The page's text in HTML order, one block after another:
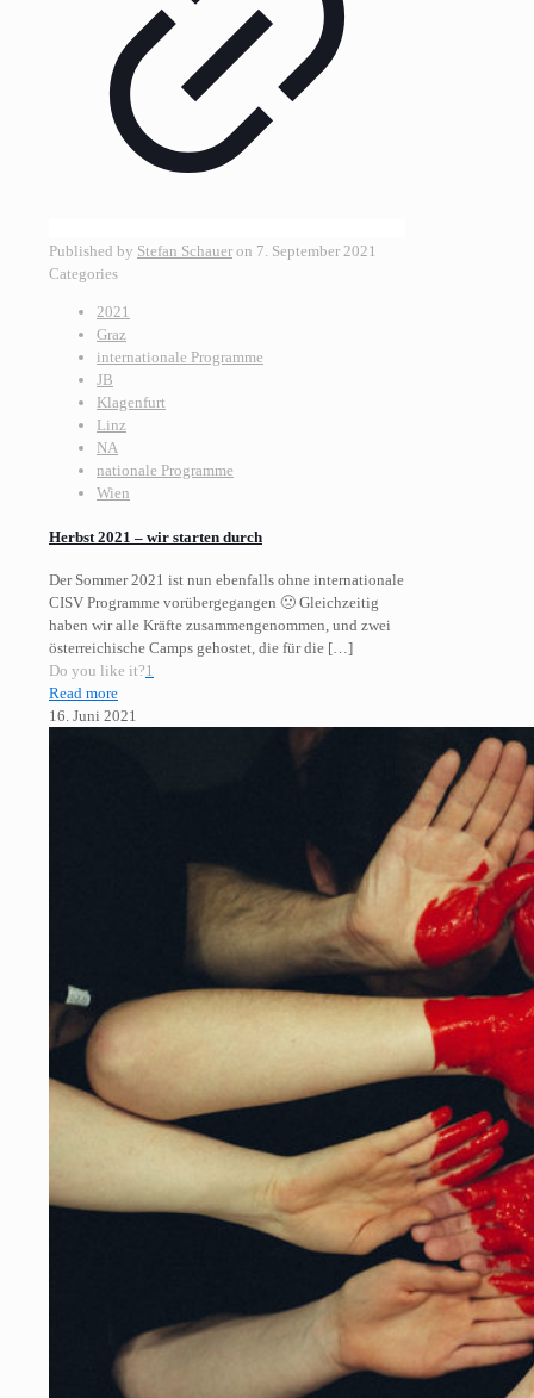
Published by Stefan Schauer on 7. September 2021
Categories
2021
Graz
internationale Programme
JB
Klagenfurt
Linz
NA
nationale Programme
Wien
Herbst 2021 – wir starten durch
Der Sommer 2021 ist nun ebenfalls ohne internationale
CISV Programme vorübergegangen 🙁 Gleichzeitig
haben wir alle Kräfte zusammengenommen, und zwei
österreichische Camps gehostet, die für die […]
Do you like it?1
Read more
16. Juni 2021